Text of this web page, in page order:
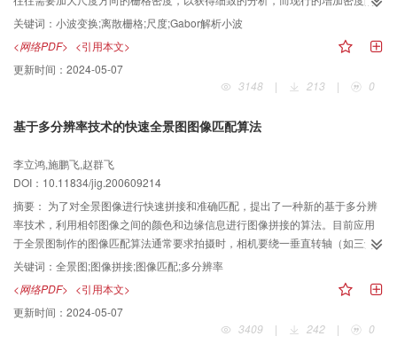
方法都具有一定的任意性，为了解决实际工程应用中离散栅格小波变换分析尺
度增加密度的不确定性问题，根据小波基在空／时-频平面上的能量分布特性，
通过理论推导计算验证，提出了小波变换分析尺度参数取值的理论方法以及尺
度参数α的离散化理论取值公式α=1．15^nα0，同时以3维形貌测量轮廓术为基
础，以Gabor解析小波的尺度参数取值为例展开了讨论计算，并给出了Gabor解
中心频率对尺度参数α进行取值，能够较好地解决各尺度小波之间的频谱拉距以
关键词： 小波变换;离散栅格;尺度;Gabor解析小波
<网络PDF> <引用本文>
更新时间： 2024-05-07
3148
| 213 | 0
基于多分辨率技术的快速全景图图像匹配算法
李立鸿,施鹏飞,赵群飞
DOI：10.11834/jig.200609214
摘要： 为了对全景图像进行快速拼接和准确匹配，提出了一种新的基于多分辨
率技术，利用相邻图像之间的颜色和边缘信息进行图像拼接的算法。目前应用
于全景图制作的图像匹配算法通常要求拍摄时，相机要绕一垂直转轴（如三角
架）做水平转动，同时不仅要求拍摄出的相邻图像有较多的重叠部分，而且相
邻图像的光照差别不能太大，而新算法则避免了上述的对图像获取条件和图像
质量的严格限制。因为该算法受相邻图像间光照强度变换和由镜头带来的图像
形变的影响较小，所以在图像匹配实验中，该算法对各种条件下获取的图片都
表现出很好的鲁棒性。实验结果表明，该算法在降低计算复杂度的同时，还有
关键词： 全景图;图像拼接;图像匹配;多分辨率
<网络PDF> <引用本文>
更新时间： 2024-05-07
3409
| 242 | 0